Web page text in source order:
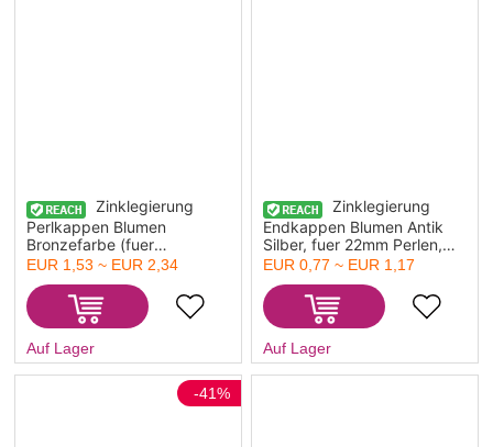
Zinklegierung
Perlkappen Blumen
Bronzefarbe (fuer
Perlengroesse: 10mm D.)
EUR 1,53 ~ EUR 2,34
Auf Lager
Zinklegierung
Endkappen Blumen Antik
Silber, fuer 22mm Perlen,
mit Streifen Muster, 20mm x
EUR 0,77 ~ EUR 1,17
Auf Lager
-41%